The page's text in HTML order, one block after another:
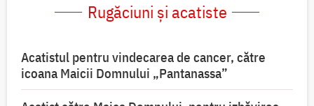
Rugăciuni și acatiste
Acatistul pentru vindecarea de cancer, către
icoana Maicii Domnului „Pantanassa”